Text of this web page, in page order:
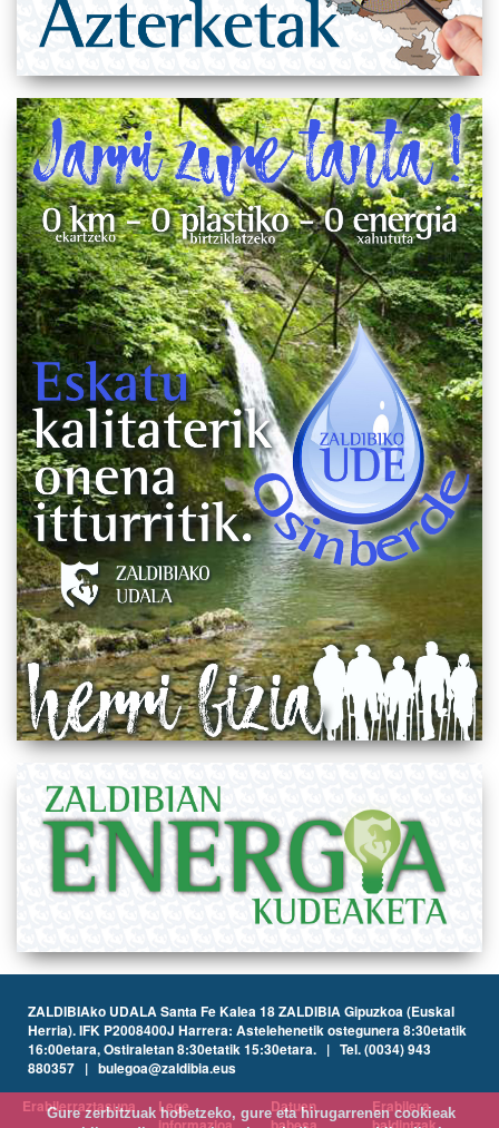
ZALDIBIAko UDALA Santa Fe Kalea 18 ZALDIBIA Gipuzkoa (Euskal
Herria). IFK P2008400J Harrera: Astelehenetik ostegunera 8:30etatik
16:00etara, Ostiraletan 8:30etatik 15:30etara. | Tel. (0034) 943
880357 | bulegoa@zaldibia.eus
Erabilerraztasuna
Lege
Datuen
Erabilera
Gure zerbitzuak hobetzeko, gure eta hirugarrenen cookieak